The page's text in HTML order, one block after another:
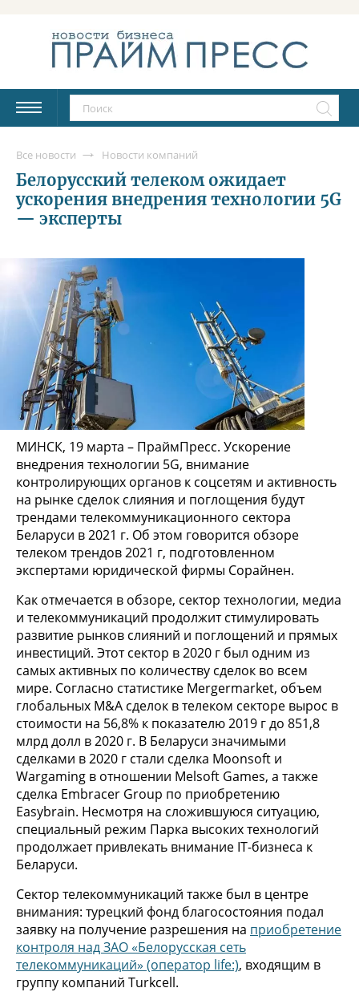
Все новости Новости компаний
Белорусский телеком ожидает
ускорения внедрения технологии 5G
— эксперты
МИНСК, 19 марта – ПраймПресс. Ускорение
внедрения технологии 5G, внимание
контролирующих органов к соцсетям и активность
на рынке сделок слияния и поглощения будут
трендами телекоммуникационного сектора
Беларуси в 2021 г. Об этом говорится обзоре
телеком трендов 2021 г, подготовленном
экспертами юридической фирмы Сорайнен.
Как отмечается в обзоре, сектор технологии, медиа
и телекоммуникаций продолжит стимулировать
развитие рынков слияний и поглощений и прямых
инвестиций. Этот сектор в 2020 г был одним из
самых активных по количеству сделок во всем
мире. Согласно статистике Mergermarket, объем
глобальных М&А сделок в телеком секторе вырос в
стоимости на 56,8% к показателю 2019 г до 851,8
млрд долл в 2020 г. В Беларуси значимыми
сделками в 2020 г стали сделка Moonsoft и
Wargaming в отношении Melsoft Games, а также
сделка Embracer Group по приобретению
Easybrain. Несмотря на сложившуюся ситуацию,
специальный режим Парка высоких технологий
продолжает привлекать внимание IT-бизнеса к
Беларуси.
Сектор телекоммуникаций также был в центре
внимания: турецкий фонд благосостояния подал
заявку на получение разрешения на приобретение
контроля над ЗАО «Белорусская сеть
телекоммуникаций» (оператор life:), входящим в
группу компаний Turkcell.